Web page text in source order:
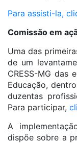
Para assisti-la,
Comissão em
Uma das
de um
CRESS-MG das
Educação,
duzentas
Para participar,
A
dispõe sobre a